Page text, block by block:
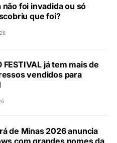
não foi invadida ou só
que foi?
FESTIVAL já tem mais de
vendidos para
de Minas 2026 anuncia
com grandes nomes da